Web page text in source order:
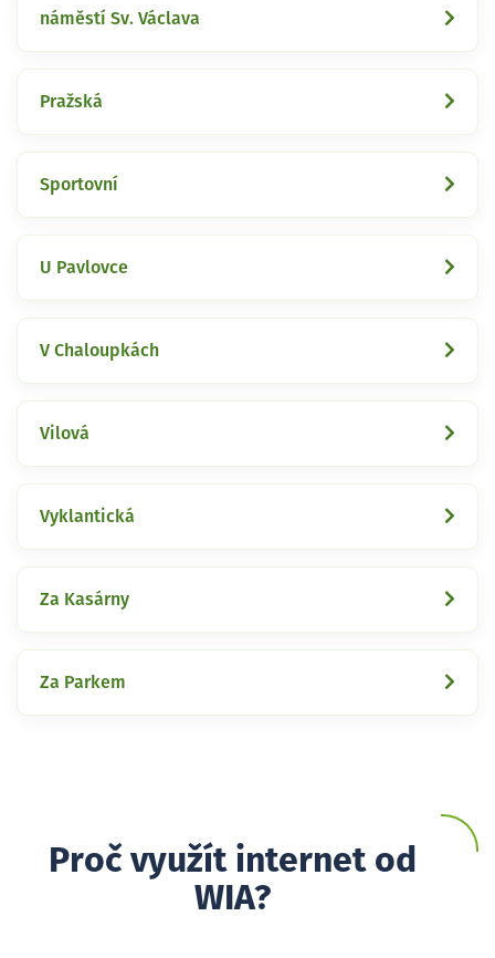
náměstí Sv. Václava
Pražská
Sportovní
U Pavlovce
V Chaloupkách
Vilová
Vyklantická
Za Kasárny
Za Parkem
Proč využít internet od
WIA?